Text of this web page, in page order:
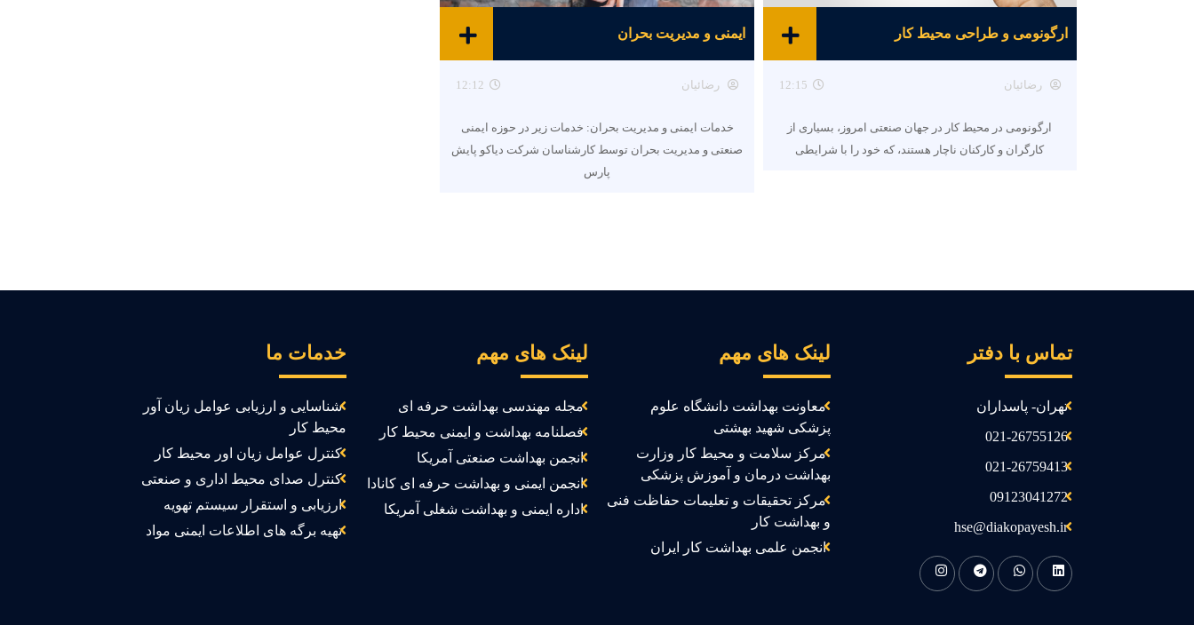
ارگونومی و طراحی محیط کار
رضائیان 12:15
ارگونومی در محیط کار در جهان صنعتی امروز، بسیاری از
کارگران و کارکنان ناچار هستند، که خود را با شرایطی
ایمنی و مدیریت بحران
رضائیان 12:12
خدمات ایمنی و مدیریت بحران: خدمات زیر در حوزه ایمنی
صنعتی و مدیریت بحران توسط کارشناسان شرکت دیاکو پایش
پارس
تماس با دفتر
تهران- پاسداران
021-26755126
021-26759413
09123041272
hse@diakopayesh.ir
لینک های مهم
معاونت بهداشت دانشگاه علوم
پزشکی شهید بهشتی
مرکز سلامت و محیط کار وزارت
بهداشت درمان و آموزش پزشکی
مرکز تحقیقات و تعلیمات حفاظت فنی
و بهداشت کار
انجمن علمی بهداشت کار ایران
لینک های مهم
مجله مهندسی بهداشت حرفه ای
فصلنامه بهداشت و ایمنی محیط کار
انجمن بهداشت صنعتی آمریکا
انجمن ایمنی و بهداشت حرفه ای کانادا
اداره ایمنی و بهداشت شغلی آمریکا
خدمات ما
شناسایی و ارزیابی عوامل زیان آور
محیط کار
کنترل عوامل زیان اور محیط کار
کنترل صدای محیط اداری و صنعتی
ارزیابی و استقرار سیستم تهویه
تهیه برگه های اطلاعات ایمنی مواد